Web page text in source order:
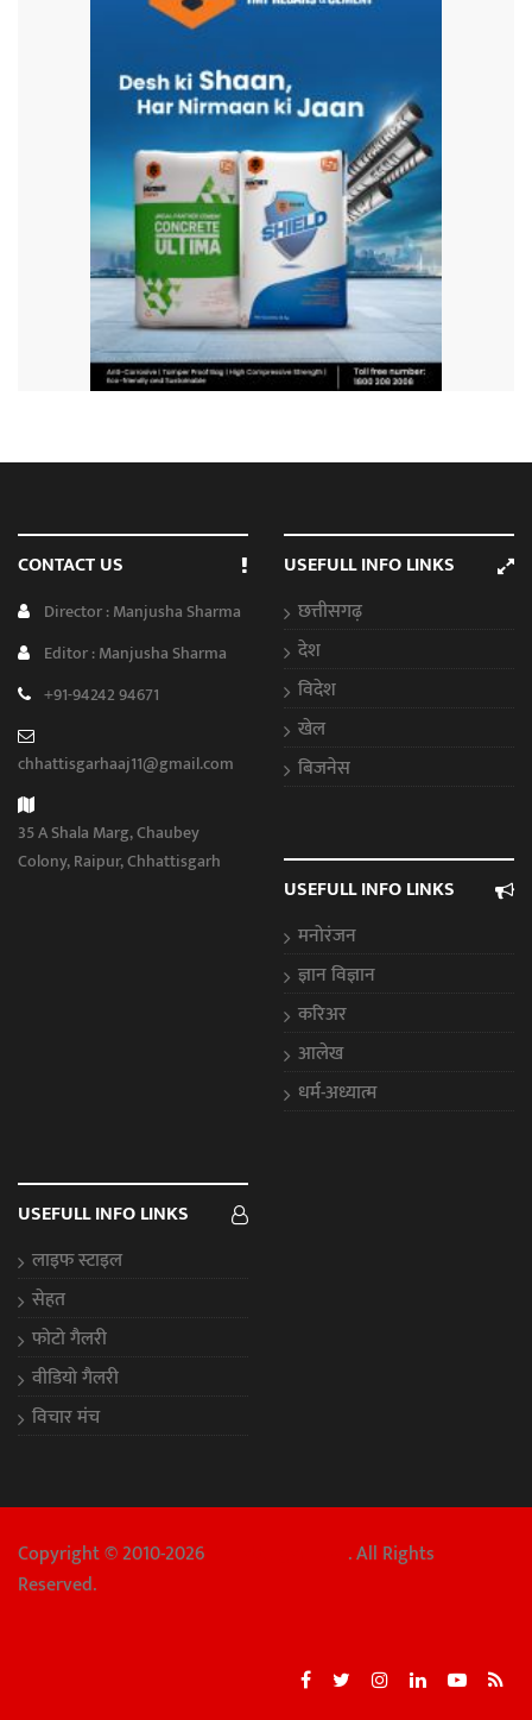
CONTACT US
Director : Manjusha Sharma
Editor : Manjusha Sharma
+91-94242 94671
chhattisgarhaaj11@gmail.com
35 A Shala Marg, Chaubey
Colony, Raipur, Chhattisgarh
USEFULL INFO LINKS
छत्तीसगढ़
देश
विदेश
खेल
बिजनेस
USEFULL INFO LINKS
मनोरंजन
ज्ञान विज्ञान
करिअर
आलेख
धर्म-अध्यात्म
USEFULL INFO LINKS
लाइफ स्टाइल
सेहत
फोटो गैलरी
वीडियो गैलरी
विचार मंच
Copyright © 2010-2026
. All Rights
Reserved.